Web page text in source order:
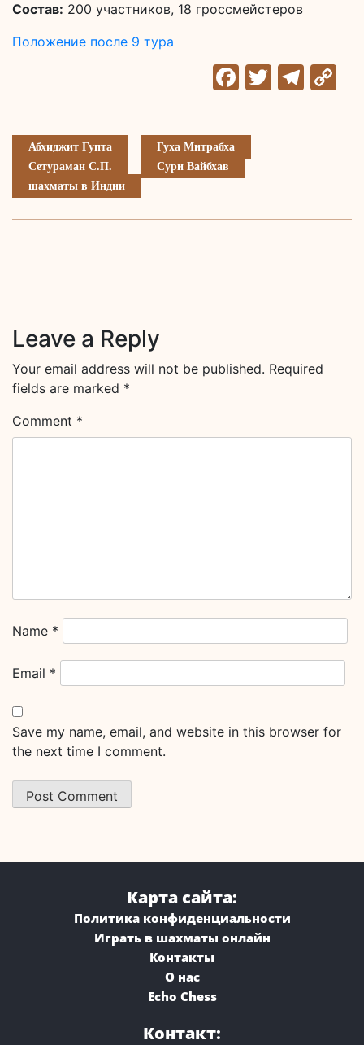
Состав: 200 участников, 18 гроссмейстеров
Положение после 9 тура
Facebook
Twitter
Абхиджит Гупта
Гуха Митрабха
Сетураман С.П.
Сури Вайбхав
шахматы в Индии
Leave a Reply
Your email address will not be published. Required
fields are marked *
Comment *
Name *
Email *
Save my name, email, and website in this browser for
the next time I comment.
Карта сайта:
Политика конфиденциальности
Играть в шахматы онлайн
Контакты
О нас
Echo Chess
Контакт: